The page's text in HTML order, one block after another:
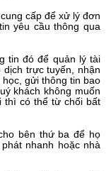
cấp để xử lý đơn
yêu cầu thông qua
tin đó để quản lý tài
trực tuyến, nhận
gửi thông tin bao
khách không muốn
thì có thể từ chối bất
bên thứ ba để họ
nhanh hoặc nhà